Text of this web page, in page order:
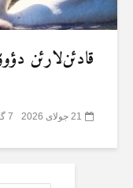
قادئن‌لارئن
21 جولای 2026 7 گؤرۆنتۆلنمە